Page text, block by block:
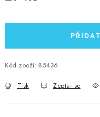
Kód zboží: 85436
Tisk Zeptat se